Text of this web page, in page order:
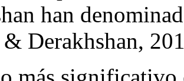
han
Derakhshan,